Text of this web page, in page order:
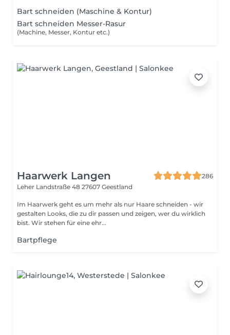
Bart schneiden (Maschine & Kontur)
Bart schneiden Messer-Rasur
(Machine, Messer, Kontur etc.)
Haarwerk Langen
286
Leher Landstraße 48 27607 Geestland
Im Haarwerk geht es um mehr als nur Haare schneiden - wir
gestalten Looks, die zu dir passen und zeigen, wer du wirklich
bist. Wir stehen für eine ehr...
Bartpflege